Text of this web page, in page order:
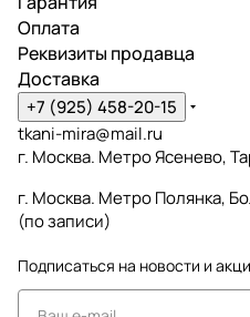
Оплата
Реквизиты продавца
Доставка
+7 (925) 458-20-15
tkani-mira@mail.ru
г. Москва. Метро Ясенево,
г. Москва. Метро Полянка,
(по записи)
Подписаться на новости и